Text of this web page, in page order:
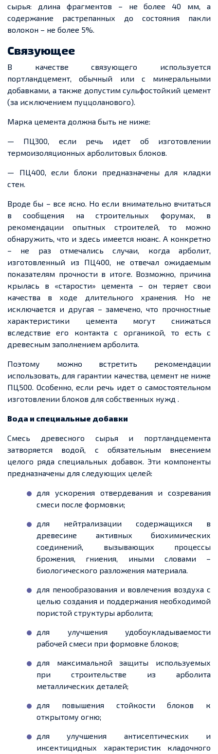
сырья: длина фрагментов – не более 40 мм, а
содержание растрепанных до состояния пакли
волокон – не более 5%.
Связующее
В качестве связующего используется
портландцемент, обычный или с минеральными
добавками, а также допустим сульфостойкий цемент
(за исключением пуццоланового).
Марка цемента должна быть не ниже:
— ПЦ300, если речь идет об изготовлении
термоизоляционных арболитовых блоков.
— ПЦ400, если блоки предназначены для кладки
стен.
Вроде бы – все ясно. Но если внимательно вчитаться
в сообщения на строительных форумах, в
рекомендации опытных строителей, то можно
обнаружить, что и здесь имеется нюанс. А конкретно
– не раз отмечались случаи, когда арболит,
изготовленный из ПЦ400, не отвечал ожидаемым
показателям прочности в итоге. Возможно, причина
крылась в «старости» цемента – он теряет свои
качества в ходе длительного хранения. Но не
исключается и другая – замечено, что прочностные
характеристики цемента могут снижаться
вследствие его контакта с органикой, то есть с
древесным заполнением арболита.
Поэтому можно встретить рекомендации
использовать, для гарантии качества, цемент не ниже
ПЦ500. Особенно, если речь идет о самостоятельном
изготовлении блоков для собственных нужд .
Вода и специальные добавки
Смесь древесного сырья и портландцемента
затворяется водой, с обязательным внесением
целого ряда специальных добавок. Эти компоненты
предназначены для следующих целей:
для ускорения отвердевания и созревания
смеси после формовки;
для нейтрализации содержащихся в
древесине активных биохимических
соединений, вызывающих процессы
брожения, гниения, иными словами –
биологического разложения материала.
для пенообразования и вовлечения воздуха с
целью создания и поддержания необходимой
пористой структуры арболита;
для улучшения удобоукладываемости
рабочей смеси при формовке блоков;
для максимальной защиты используемых
при строительстве из арболита
металлических деталей;
для повышения стойкости блоков к
открытому огню;
для улучшения антисептических и
инсектицидных характеристик кладочного